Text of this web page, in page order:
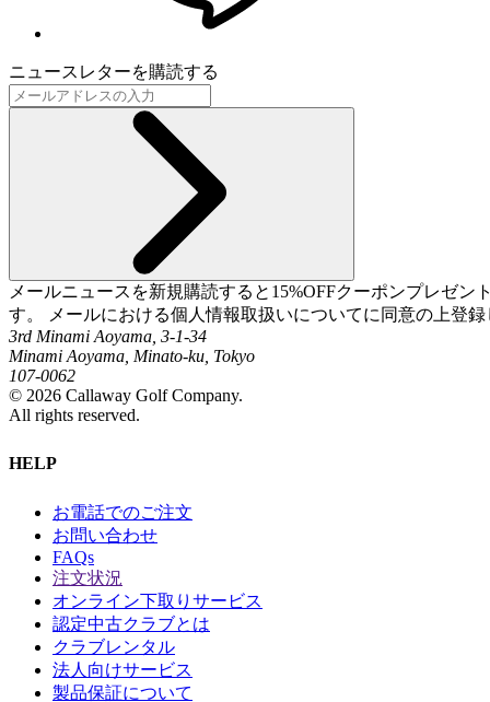
ニュースレターを購読する
メールニュースを新規購読すると15%OFFクーポンプレゼ
す。 メールにおける個人情報取扱いについてに同意の上登
3rd Minami Aoyama, 3-1-34
Minami Aoyama, Minato-ku, Tokyo
107-0062
© 2026 Callaway Golf Company.
All rights reserved.
HELP
お電話でのご注文
お問い合わせ
FAQs
注文状況
オンライン下取りサービス
認定中古クラブとは
クラブレンタル
法人向けサービス
製品保証について